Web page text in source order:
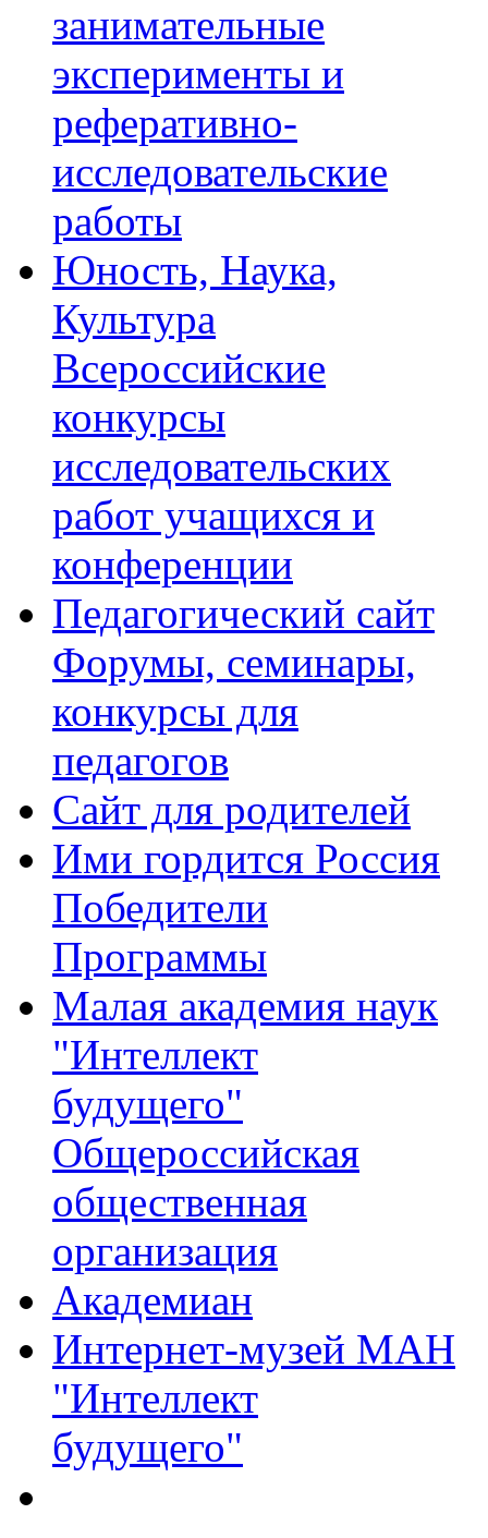
занимательные
эксперименты и
реферативно-
исследовательские
работы
Юность, Наука,
Культура
Всероссийские
конкурсы
исследовательских
работ учащихся и
конференции
Педагогический сайт
Форумы, семинары,
конкурсы для
педагогов
Сайт для родителей
Ими гордится Россия
Победители
Программы
Малая академия наук
"Интеллект
будущего"
Общероссийская
общественная
организация
Академиан
Интернет-музей МАН
"Интеллект
будущего"